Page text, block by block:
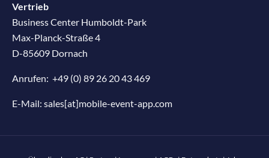
Vertrieb
Business Center Humboldt-Park
Max-Planck-Straße 4
D-85609 Dornach
Anrufen: +49 (0) 89 26 20 43 469
E-Mail: sales[at]mobile-event-app.com